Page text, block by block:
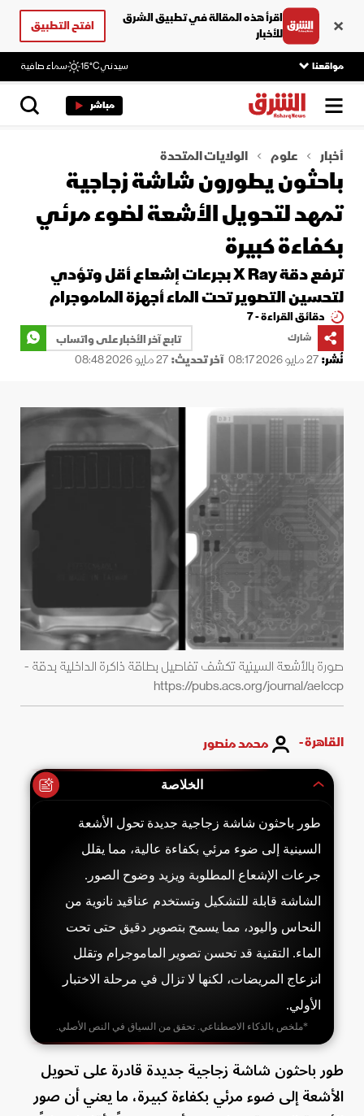
اقرأ هذه المقالة في تطبيق الشرق
للأخبار
افتح التطبيق
مواقعنا سيدني15°C سماء صافية
مباشر
أخبار علوم الولايات المتحدة
باحثون يطورون شاشة زجاجية
تمهد لتحويل الأشعة لضوء مرئي
بكفاءة كبيرة
ترفع دقة X Ray بجرعات إشعاع أقل وتؤدي
لتحسين التصوير تحت الماء أجهزة الماموجرام
دقائق القراءة - 7
شارك
تابع آخر الأخبار على واتساب
نُشر:27 مايو 2026 08:17 آخر تحديث:27 مايو 2026 08:48
صورة بالأشعة السينية تكشف تفاصيل بطاقة ذاكرة الداخلية بدقة -
https://pubs.acs.org/journal/aelccp
القاهرة - محمد منصور
الخلاصة
طور باحثون شاشة زجاجية جديدة تحول الأشعة
السينية إلى ضوء مرئي بكفاءة عالية، مما يقلل
جرعات الإشعاع المطلوبة ويزيد وضوح الصور.
الشاشة قابلة للتشكيل وتستخدم عناقيد نانوية من
النحاس واليود، مما يسمح بتصوير دقيق حتى تحت
الماء. التقنية قد تحسن تصوير الماموجرام وتقلل
انزعاج المريضات، لكنها لا تزال في مرحلة الاختبار
الأولي.
*ملخص بالذكاء الاصطناعي. تحقق من السياق في النص الأصلي.
طور باحثون شاشة زجاجية جديدة قادرة على تحويل
الأشعة إلى ضوء مرئي بكفاءة كبيرة، ما يعني أن صور